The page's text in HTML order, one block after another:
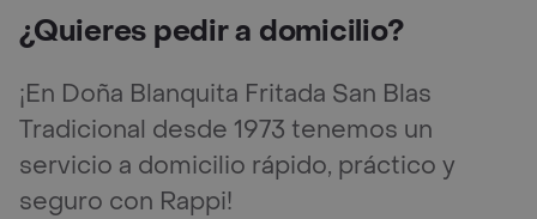
¿Quieres pedir a domicilio?
¡En Doña Blanquita Fritada San Blas
Tradicional desde 1973 tenemos un
servicio a domicilio rápido, práctico y
seguro con Rappi!